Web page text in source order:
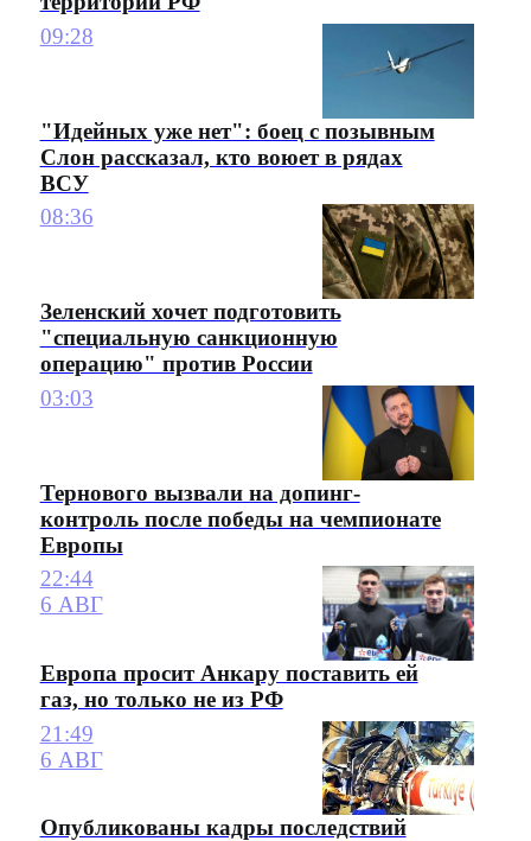
09:28
"Идейных уже нет": боец с позывным
Слон рассказал, кто воюет в рядах
ВСУ
08:36
Зеленский хочет подготовить
"специальную санкционную
операцию" против России
03:03
Тернового вызвали на допинг-
контроль после победы на чемпионате
Европы
22:44
6 АВГ
Европа просит Анкару поставить ей
газ, но только не из РФ
21:49
6 АВГ
Опубликованы кадры последствий